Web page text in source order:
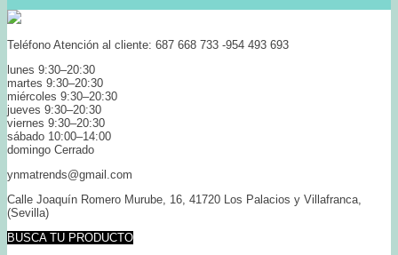
Teléfono Atención al cliente: 687 668 733 -954 493 693
lunes 9:30–20:30
martes 9:30–20:30
miércoles 9:30–20:30
jueves 9:30–20:30
viernes 9:30–20:30
sábado 10:00–14:00
domingo Cerrado
ynmatrends@gmail.com
Calle Joaquín Romero Murube, 16, 41720 Los Palacios y Villafranca,
(Sevilla)
BUSCA TU PRODUCTO